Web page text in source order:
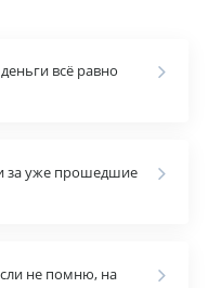
всё равно
за уже прошедшие
не помню, на